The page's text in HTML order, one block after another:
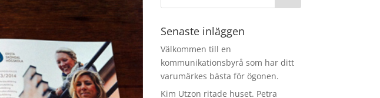
Senaste inläggen
Välkommen till en
kommunikationsbyrå som har ditt
varumärkes bästa för ögonen.
Kim Utzon ritade huset. Petra